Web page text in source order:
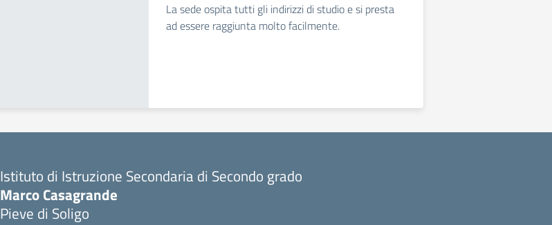
La sede ospita tutti gli indirizzi di studio e si presta
ad essere raggiunta molto facilmente.
Istituto di Istruzione Secondaria di Secondo grado
Marco Casagrande
Pieve di Soligo